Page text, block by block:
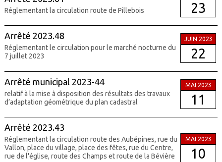
Réglementant la circulation route de Pillebois 23
Arrêté 2023.48
Réglementant le circulation pour le marché nocturne du
7 juillet 2023
JUIN 2023
22
Arrêté municipal 2023-44
relatif à la mise à disposition des résultats des travaux
d’adaptation géométrique du plan cadastral
MAI 2023
11
Arrêté 2023.43
Réglementant la circulation route des Aubépines, rue du
Vallon, place du village, place des fêtes, rue du Centre,
rue de l'église, route des Champs et route de la Bévière
MAI 2023
10